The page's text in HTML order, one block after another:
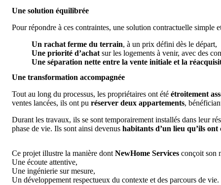
Une solution équilibrée
Pour répondre à ces contraintes, une solution contractuelle simple
Un rachat ferme du terrain, à un prix défini dès le départ,
Une priorité d’achat sur les logements à venir, avec des
Une séparation nette entre la vente initiale et la
Une transformation accompagnée
Tout au long du processus, les propriétaires ont été étroitement
ventes lancées, ils ont pu réserver deux appartements,
Durant les travaux, ils se sont temporairement installés dans leur
phase de vie. Ils sont ainsi devenus habitants d’un lieu qu’ils
Ce projet illustre la manière dont NewHome Services conçoit son
Une écoute attentive,
Une ingénierie sur mesure,
Un développement respectueux du contexte et des parcours de vie.